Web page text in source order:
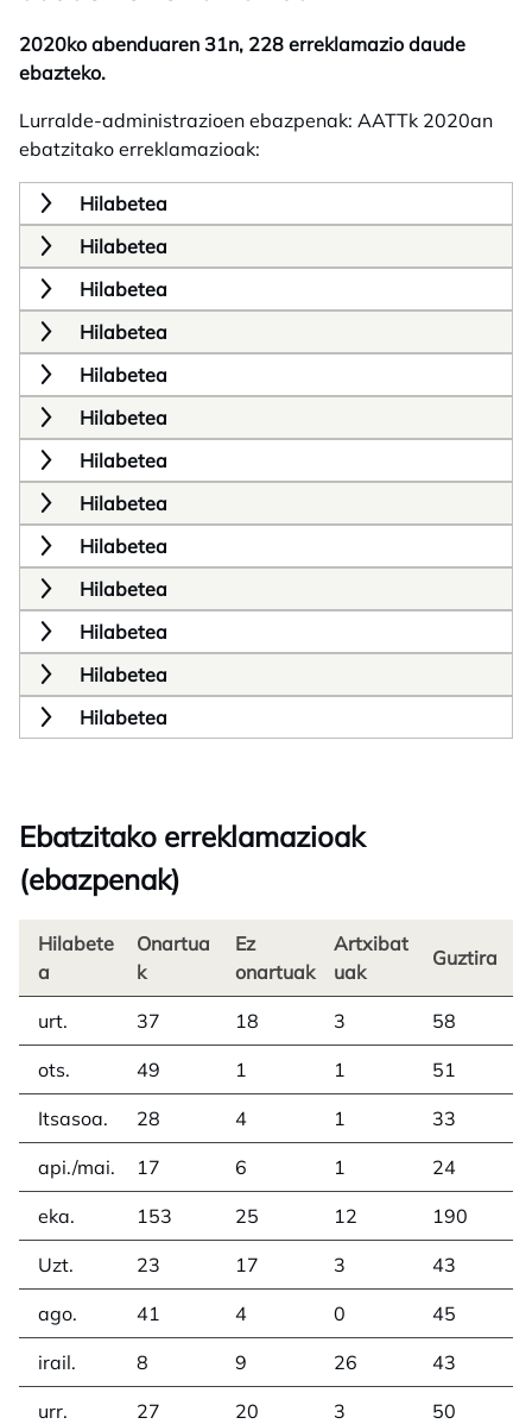
2020ko abenduaren 31n, 228 erreklamazio daude
ebazteko.
Lurralde-administrazioen ebazpenak: AATTk 2020an
ebatzitako erreklamazioak:
Hilabetea
Hilabetea
Hilabetea
Hilabetea
Hilabetea
Hilabetea
Hilabetea
Hilabetea
Hilabetea
Hilabetea
Hilabetea
Hilabetea
Hilabetea
Ebatzitako erreklamazioak
(ebazpenak)
Hilabete
a
Onartua
k
Ez
onartuak
Artxibat
uak
Guztira
urt. 37 18 3 58
ots. 49 1 1 51
Itsasoa. 28 4 1 33
api./mai. 17 6 1 24
eka. 153 25 12 190
Uzt. 23 17 3 43
ago. 41 4 0 45
irail. 8 9 26 43
urr. 27 20 3 50